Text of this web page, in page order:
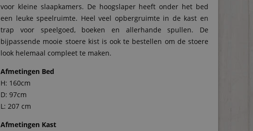
voor kleine slaapkamers. De hoogslaper heeft onder het bed
een leuke speelruimte. Heel veel opbergruimte in de kast en
trap voor speelgoed, boeken en allerhande spullen. De
bijpassende mooie stoere kist is ook te bestellen om de stoere
look helemaal compleet te maken.
Afmetingen Bed
H: 160cm
D: 97cm
L: 207 cm
Afmetingen Kast